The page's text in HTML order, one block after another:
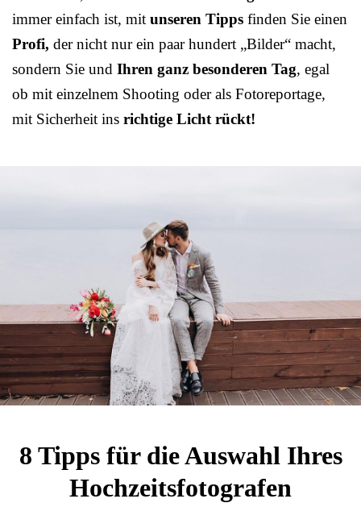
immer einfach ist, mit unseren Tipps finden Sie einen
Profi, der nicht nur ein paar hundert „Bilder“ macht,
sondern Sie und Ihren ganz besonderen Tag, egal
ob mit einzelnem Shooting oder als Fotoreportage,
mit Sicherheit ins richtige Licht rückt!
8 Tipps für die Auswahl Ihres
Hochzeitsfotografen